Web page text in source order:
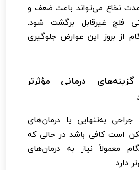
نخاع می‌تواند باعث ضعف و
فلج غیرقابل برگشت شود.
از بروز این عوارض جلوگیری
درمانی مؤثرتر
جراحی به‌تنهایی یا درمان‌های
است کافی باشد در حالی که
معمولاً نیاز به درمان‌های
دارد.